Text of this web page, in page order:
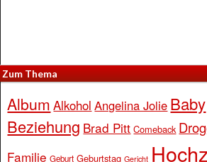
Zum Thema
Album Alkohol Angelina Jolie Baby
Beziehung Brad Pitt Comeback
Familie Geburt Geburtstag Gericht